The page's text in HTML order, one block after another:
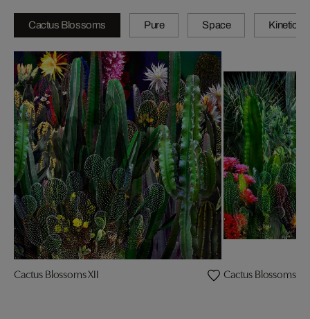
Cactus Blossoms Pure Space Kinetic
Cactus Blossoms XII Cactus Blossoms VI